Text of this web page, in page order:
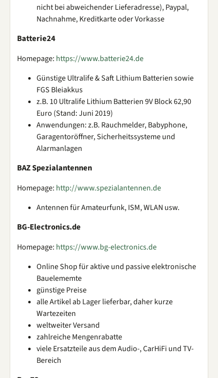
nicht bei abweichender Lieferadresse), Paypal,
Nachnahme, Kreditkarte oder Vorkasse
Batterie24
Homepage: https://www.batterie24.de
Günstige Ultralife & Saft Lithium Batterien sowie
FGS Bleiakkus
z.B. 10 Ultralife Lithium Batterien 9V Block 62,90
Euro (Stand: Juni 2019)
Anwendungen: z.B. Rauchmelder, Babyphone,
Garagentoröffner, Sicherheitssysteme und
Alarmanlagen
BAZ Spezialantennen
Homepage: http://www.spezialantennen.de
Antennen für Amateurfunk, ISM, WLAN usw.
BG-Electronics.de
Homepage: https://www.bg-electronics.de
Online Shop für aktive und passive elektronische
Bauelememte
günstige Preise
alle Artikel ab Lager lieferbar, daher kurze
Wartezeiten
weltweiter Versand
zahlreiche Mengenrabatte
viele Ersatzteile aus dem Audio-, CarHiFi und TV-
Bereich